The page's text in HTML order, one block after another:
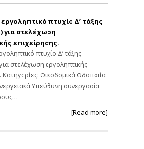
εργοληπτικό πτυχίο Δ’ τάξης
για στελέχωση
επιχείρησης.
πτυχίο Δ’ τάξης
στελέχωση εργοληπτικής
Κατηγορίες: Οικοδομικά Οδοποιία
Υπεύθυνη συνεργασία
[Read more]